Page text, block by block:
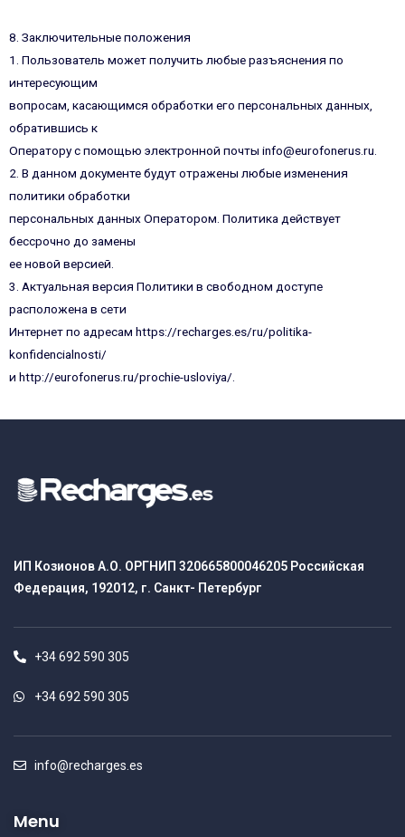
8. Заключительные положения
1. Пользователь может получить любые разъяснения по
интересующим
вопросам, касающимся обработки его персональных данных,
обратившись к
Оператору с помощью электронной почты info@eurofonerus.ru.
2. В данном документе будут отражены любые изменения
политики обработки
персональных данных Оператором. Политика действует
бессрочно до замены
ее новой версией.
3. Актуальная версия Политики в свободном доступе
расположена в сети
Интернет по адресам https://recharges.es/ru/politika-
konfidencialnosti/
и http://eurofonerus.ru/prochie-usloviya/.
ИП Козионов А.О. ОРГНИП 320665800046205 Российская
Федерация, 192012, г. Санкт- Петербург
+34 692 590 305
+34 692 590 305
info@recharges.es
Menu